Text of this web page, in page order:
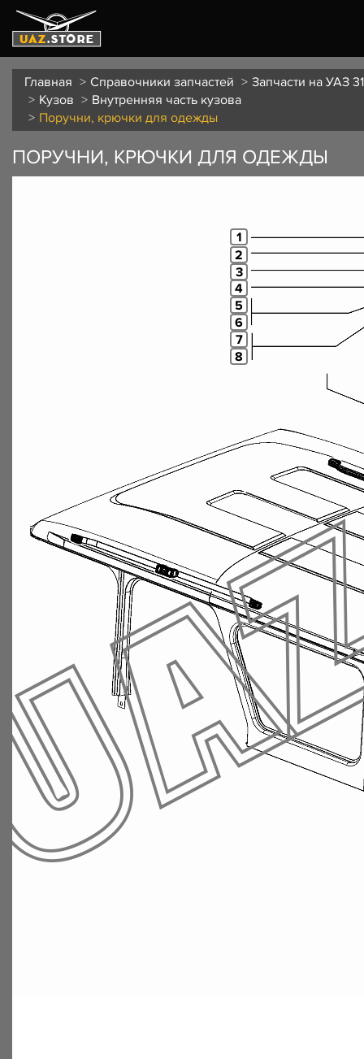
Главная Справочники запчастей
Запчасти на УАЗ
Кузов
Внутренняя часть кузова
Поручни, крючки для одежды
ПОРУЧНИ, КРЮЧКИ ДЛЯ ОДЕЖДЫ
1
2
3
4
5
6
7
8